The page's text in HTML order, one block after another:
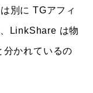
別に TGアフィ
LinkShare は物
分かれているの